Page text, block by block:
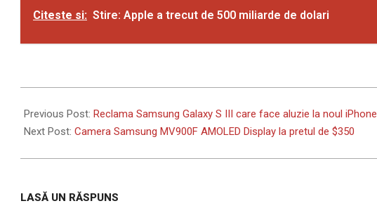
Citeste si: Stire: Apple a trecut de 500 miliarde de dolari
09-
20
Previous Post: Reclama Samsung Galaxy S III care face aluzie la noul iPhone
Next Post: Camera Samsung MV900F AMOLED Display la pretul de $350
LASĂ UN RĂSPUNS